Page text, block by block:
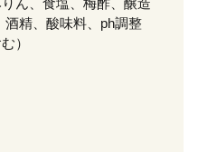
精、酸味料、ph調整
）